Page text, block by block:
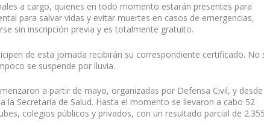
a cargo, quienes en todo momento estarán presentes para
para salvar vidas y evitar muertes en casos de emergencias,
sin inscripción previa y es totalmente gratuito.
de esta jornada recibirán su correspondiente certificado. No
se suspende por lluvia.
a partir de mayo, organizadas por Defensa Civil, y desde
la Secretaría de Salud. Hasta el momento se llevaron a cabo 52
colegios públicos y privados, con un resultado parcial de 2.355